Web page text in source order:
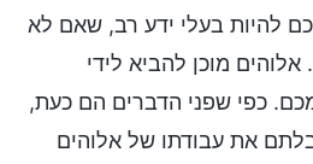
להיות בעלי ידע רב, שאם לא
מוכן להביא לידי
כפי שפני הדברים הם כעת,
את עבודתו של אלוהים